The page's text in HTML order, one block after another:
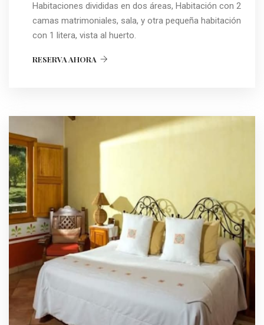
Habitaciones divididas en dos áreas, Habitación con 2
camas matrimoniales, sala, y otra pequeña habitación
con 1 litera, vista al huerto.
RESERVA AHORA